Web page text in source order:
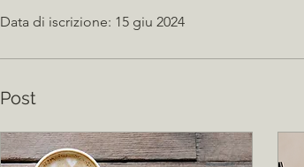
Data di iscrizione: 15 giu 2024
Post